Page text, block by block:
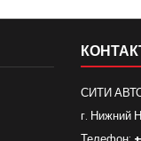
СИТИ
г. Нижний